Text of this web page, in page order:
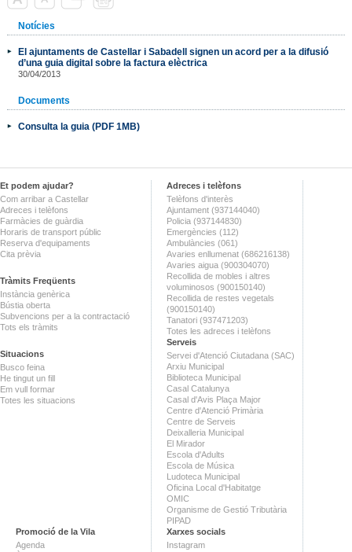
Notícies
El ajuntaments de Castellar i Sabadell signen un acord per a la difusió
d’una guia digital sobre la factura elèctrica
30/04/2013
Documents
Consulta la guia (PDF 1MB)
Et podem ajudar?
Com arribar a Castellar
Adreces i telèfons
Farmàcies de guàrdia
Horaris de transport públic
Reserva d'equipaments
Cita prèvia
Tràmits Freqüents
Instància genèrica
Bústia oberta
Subvencions per a la contractació
Tots els tràmits
Situacions
Busco feina
He tingut un fill
Em vull formar
Totes les situacions
Adreces i telèfons
Telèfons d'interès
Ajuntament (937144040)
Policia (937144830)
Emergències (112)
Ambulàncies (061)
Avaries enllumenat (686216138)
Avaries aigua (900304070)
Recollida de mobles i altres
voluminosos (900150140)
Recollida de restes vegetals
(900150140)
Tanatori (937471203)
Totes les adreces i telèfons
Serveis
Servei d'Atenció Ciutadana (SAC)
Arxiu Municipal
Biblioteca Municipal
Casal Catalunya
Casal d'Avis Plaça Major
Centre d'Atenció Primària
Centre de Serveis
Deixalleria Municipal
El Mirador
Escola d'Adults
Escola de Música
Ludoteca Municipal
Oficina Local d'Habitatge
OMIC
Organisme de Gestió Tributària
PIPAD
Promoció de la Vila
Agenda
Xarxes socials
Instagram